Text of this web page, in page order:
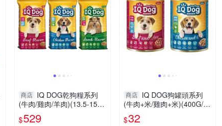
商店 IQ DOG乾狗糧系列
(牛肉/雞肉/羊肉)(13.5-15K
G/包)【愛買】
$529
商店 IQ DOG狗罐頭系列
(牛肉+米/雞肉+米)(400G/
罐)【愛買】
$32